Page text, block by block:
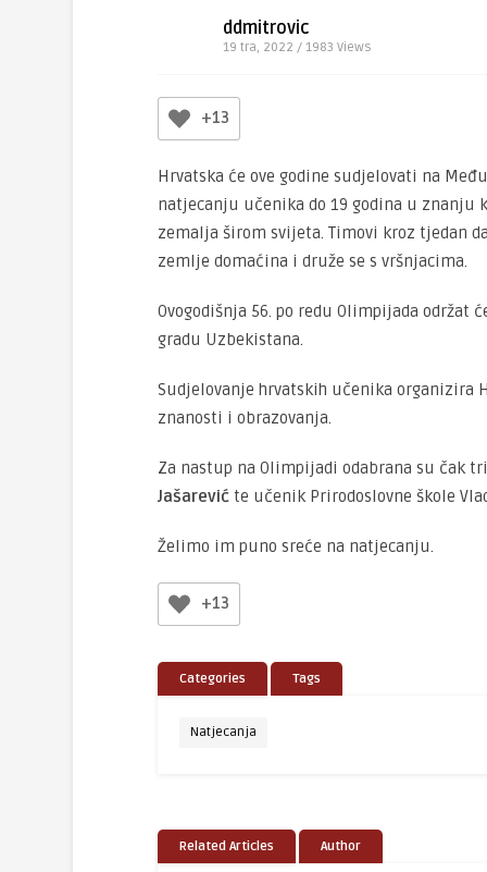
ddmitrovic
19 tra, 2022 / 1983 Views
+13
Hrvatska će ove godine sudjelovati na
natjecanju učenika do 19 godina u
zemalja širom svijeta. Timovi kroz tjedan
zemlje domaćina i druže se s vršnjacima.
Ovogodišnja 56. po redu Olimpijada održat
gradu Uzbekistana.
Sudjelovanje hrvatskih učenika organizira
znanosti i obrazovanja.
Za nastup na Olimpijadi odabrana su čak
Jašarevićte učenik Prirodoslovne škole
Želimo im puno sreće na natjecanju.
+13
Categories Tags
Natjecanja
Related Articles Author